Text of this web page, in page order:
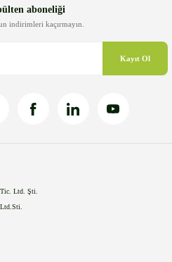
aboneliği
indirimleri kaçırmayın.
Kayıt Ol
Ltd. Şti.